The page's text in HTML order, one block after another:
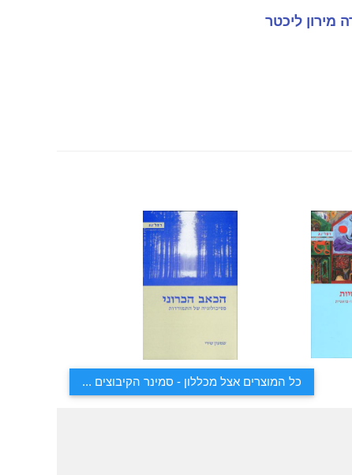
מירון ליכטר
כל המוצרים אצל מכללון - סמינר הקיבוצים ...